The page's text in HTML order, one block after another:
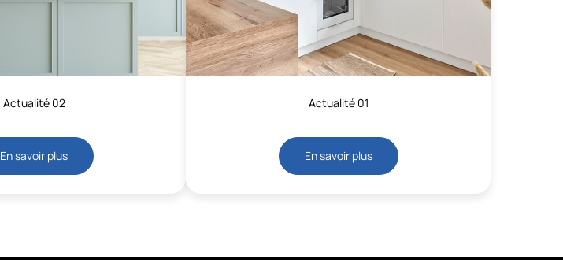
Actualité 02
En savoir plus
Actualité 01
En savoir plus